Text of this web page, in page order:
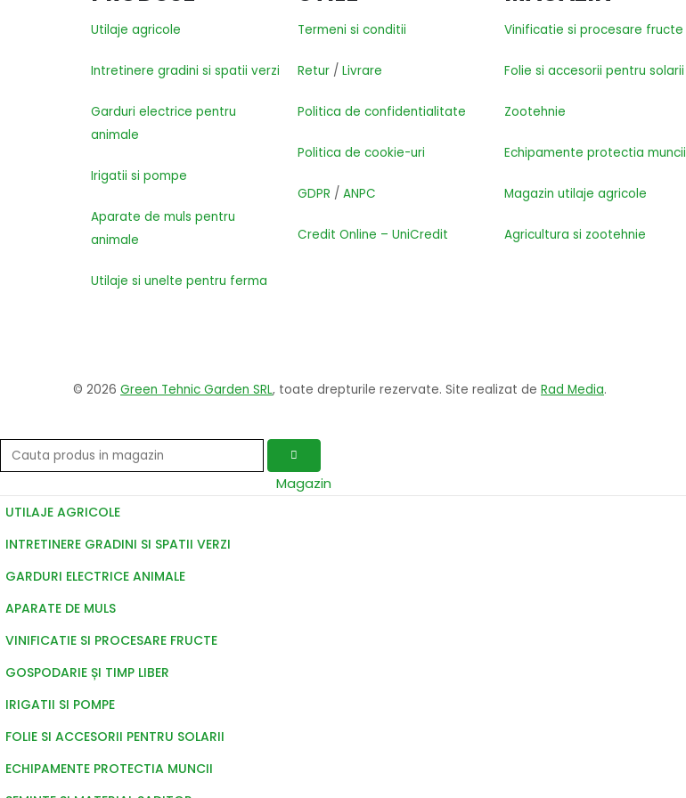
Utilaje agricole
Intretinere gradini si spatii verzi
Garduri electrice pentru
animale
Irigatii si pompe
Aparate de muls pentru
animale
Utilaje si unelte pentru ferma
Termeni si conditii
Retur / Livrare
Politica de confidentialitate
Politica de cookie-uri
GDPR / ANPC
Credit Online – UniCredit
Vinificatie si procesare fructe
Folie si accesorii pentru solarii
Zootehnie
Echipamente protectia muncii
Magazin utilaje agricole
Agricultura si zootehnie
© 2026 Green Tehnic Garden SRL, toate drepturile rezervate. Site realizat de Rad Media.
Magazin
UTILAJE AGRICOLE
INTRETINERE GRADINI SI SPATII VERZI
GARDURI ELECTRICE ANIMALE
APARATE DE MULS
VINIFICATIE SI PROCESARE FRUCTE
GOSPODARIE ȘI TIMP LIBER
IRIGATII SI POMPE
FOLIE SI ACCESORII PENTRU SOLARII
ECHIPAMENTE PROTECTIA MUNCII